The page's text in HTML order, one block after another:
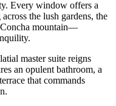
Every window offers a
the lush gardens, the
mountain—
master suite reigns
an opulent bathroom, a
that commands